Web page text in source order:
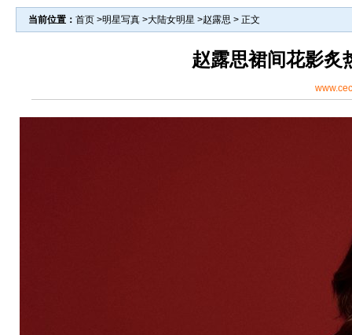
当前位置： 首页 >明星写真 >大陆女明星 >赵露思 > 正文
赵露思裙间花影炙